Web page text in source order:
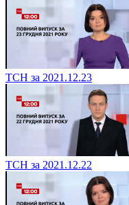
ТСН за 2021.12.23
ТСН за 2021.12.22